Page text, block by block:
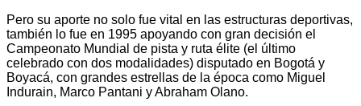
Pero su aporte no solo fue vital en las estructuras deportivas,
también lo fue en 1995 apoyando con gran decisión el
Campeonato Mundial de pista y ruta élite (el último
celebrado con dos modalidades) disputado en Bogotá y
Boyacá, con grandes estrellas de la época como Miguel
Indurain, Marco Pantani y Abraham Olano.